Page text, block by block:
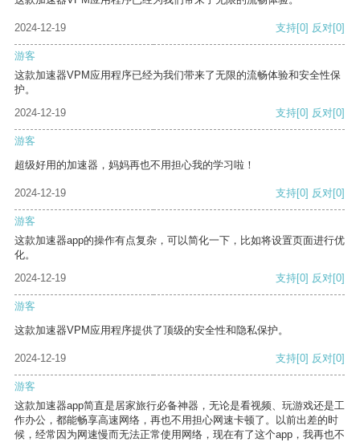
2024-12-19 支持[0] 反对[0]
游客
这款加速器VPM应用程序已经为我们带来了无限的流畅体验和安全性保
护。
2024-12-19
支持[0] 反对[0]
游客
超级好用的加速器，妈妈再也不用担心我的学习啦！
2024-12-19 支持[0] 反对[0]
游客
这款加速器app的操作有点复杂，可以简化一下，比如将设置页面进行优
化。
2024-12-19
支持[0] 反对[0]
游客
这款加速器VPM应用程序提供了顶级的安全性和隐私保护。
2024-12-19 支持[0] 反对[0]
游客
这款加速器app简直是居家旅行必备神器，无论是看视频、玩游戏还是工
作办公，都能畅享高速网络，再也不用担心网速卡顿了。以前出差的时
候，经常因为网速慢而无法正常使用网络，现在有了这个app，我再也不